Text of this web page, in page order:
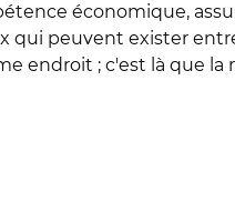
économique,
qui peuvent exister
endroit ; c'est là que la